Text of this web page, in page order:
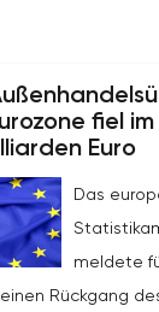
fiel
Euro
Das
meldete
Rückgang